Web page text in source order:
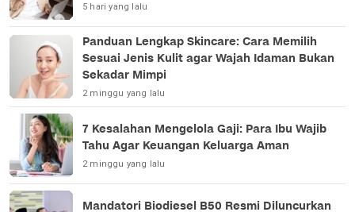
5 hari yang lalu
Panduan Lengkap Skincare: Cara Memilih
Sesuai Jenis Kulit agar Wajah Idaman Bukan
Sekadar Mimpi
2 minggu yang lalu
7 Kesalahan Mengelola Gaji: Para Ibu Wajib
Tahu Agar Keuangan Keluarga Aman
2 minggu yang lalu
Mandatori Biodiesel B50 Resmi Diluncurkan